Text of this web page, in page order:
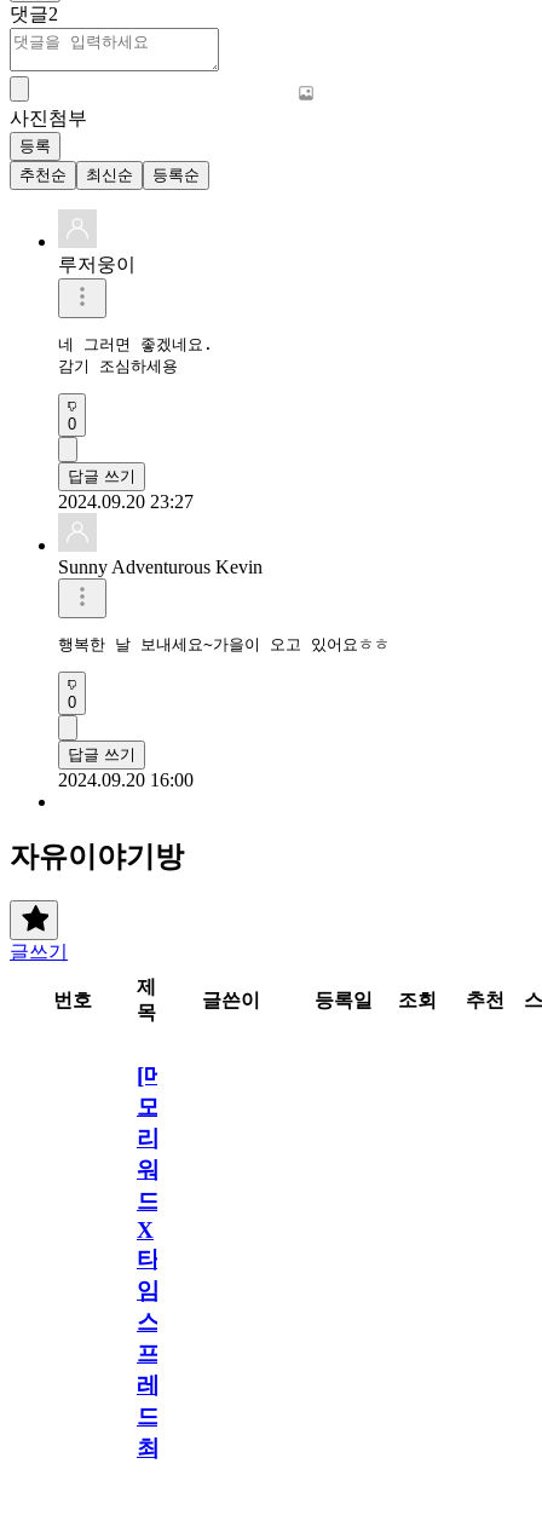
댓글2
사진첨부
등록
추천순
최신순 등록순
루저웅이
네 그러면 좋겠네요.
감기 조심하세용
0
답글 쓰기
2024.09.20 23:27
Sunny Adventurous Kevin
행복한 날 보내세요~가을이 오고 있어요ㅎㅎ
0
답글 쓰기
2024.09.20 16:00
자유이야기방
글쓰기
번호
제
목
글쓴이 등록일 조회 추천
[메
모
리
워
드
X
타
임
스
프
레
드]
최